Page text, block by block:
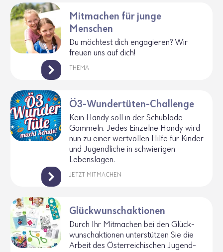
Mitmachen für junge
Menschen
Du möch­test dich enga­gieren? Wir
freuen uns auf dich!
THEMA
Ö3-Wundertüten-Challenge
Kein Handy soll in der Schub­lade
Gammeln. Jedes Einzelne Handy wird
nun zu einer wert­vollen Hilfe für Kinder
und Jugend­liche in schwie­rigen
Lebens­lagen.
JETZT MITMACHEN
Glückwunschaktionen
Durch Ihr Mitma­chen bei den Glück­
wunsch­ak­tionen unter­stützen Sie die
Arbeit des Öster­rei­chi­schen Jugend­